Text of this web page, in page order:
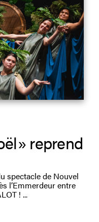
» reprend
spectacle de Nouvel
l’Emmerdeur entre
!